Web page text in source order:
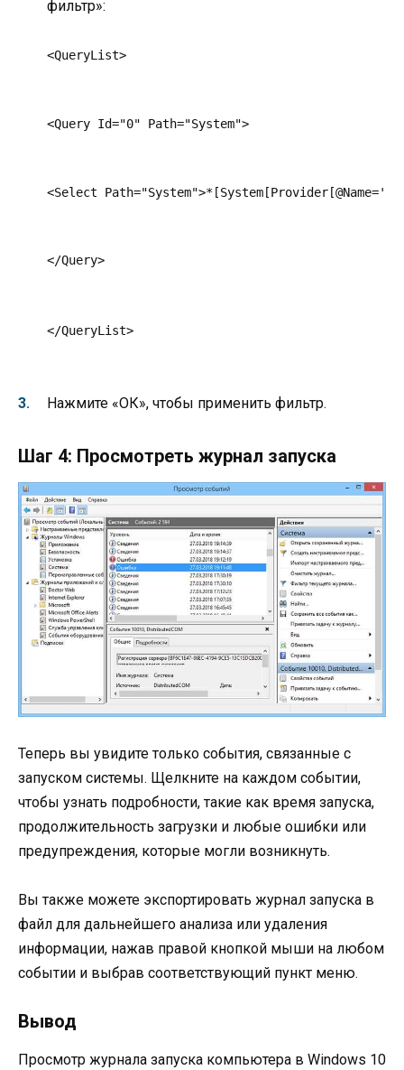
фильтр»:
<QueryList>
<Query Id="0" Path="System">
<Select
</Query>
</QueryList>
Нажмите «ОК», чтобы применить фильтр.
Шаг 4: Просмотреть журнал запуска
Теперь вы увидите только события, связанные с
запуском системы. Щелкните на каждом событии,
чтобы узнать подробности, такие как время запуска,
продолжительность загрузки и любые ошибки или
предупреждения, которые могли возникнуть.
Вы также можете экспортировать журнал запуска в
файл для дальнейшего анализа или удаления
информации, нажав правой кнопкой мыши на любом
событии и выбрав соответствующий пункт меню.
Вывод
Просмотр журнала запуска компьютера в Windows 10